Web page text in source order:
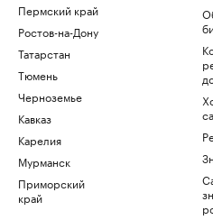
Пермский край
Ростов-на-Дону
Татарстан
Тюмень
Черноземье
Кавказ
Карелия
Мурманск
Приморский
край